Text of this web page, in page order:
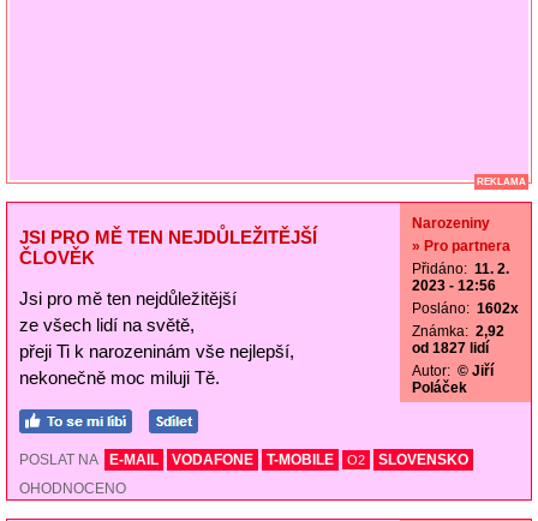
REKLAMA
JSI PRO MĚ TEN NEJDŮLEŽITĚJŠÍ
ČLOVĚK
Jsi pro mě ten nejdůležitější
ze všech lidí na světě,
přeji Ti k narozeninám vše nejlepší,
nekonečně moc miluji Tě.
Narozeniny
» Pro partnera
Přidáno: 11. 2.
2023 - 12:56
Posláno: 1602x
Známka: 2,92
od 1827 lidí
Autor: © Jiří
Poláček
POSLAT NA E-MAIL VODAFONE T-MOBILE O2
SLOVENSKO
OHODNOCENO